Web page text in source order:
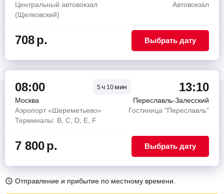
Центральный автовокзал
(Щелковский)
Автовокзал
708р. Выбрать дату
08:00 5ч 10 мин 13:10
Москва
Переславль-Залесский
Аэропорт «Шереметьево»
Терминалы: B, C, D, E, F
Гостиница "Переславль"
7 800р. Выбрать дату
Отправление и прибытие по местному времени.